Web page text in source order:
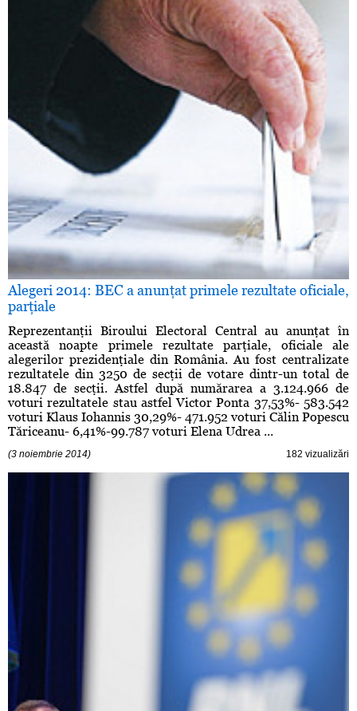
Alegeri 2014: BEC a anunţat primele rezultate oficiale,
parţiale
Reprezentanţii Biroului Electoral Central au anunţat în
această noapte primele rezultate parţiale, oficiale ale
alegerilor prezidenţiale din România. Au fost centralizate
rezultatele din 3250 de secţii de votare dintr-un total de
18.847 de secţii. Astfel după numărarea a 3.124.966 de
voturi rezultatele stau astfel Victor Ponta 37,53%- 583.542
voturi Klaus Iohannis 30,29%- 471.952 voturi Călin Popescu
Tăriceanu- 6,41%-99.787 voturi Elena Udrea ...
(3 noiembrie 2014) 182 vizualizări